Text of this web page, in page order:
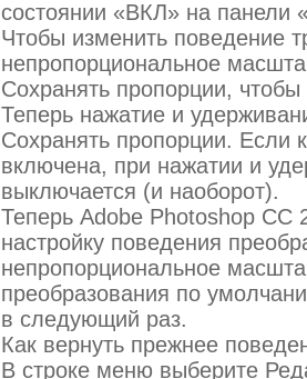
состоянии «ВКЛ» на панели
Чтобы изменить поведение
непропорциональное
Сохранять пропорции,
Теперь нажатие и
Сохранять пропорции. Если
включена, при нажатии и
выключается (и наоборот).
Теперь Adobe Photoshop
настройку поведения
непропорциональное
преобразования по
в следующий раз.
Как вернуть прежнее
В строке меню выберите